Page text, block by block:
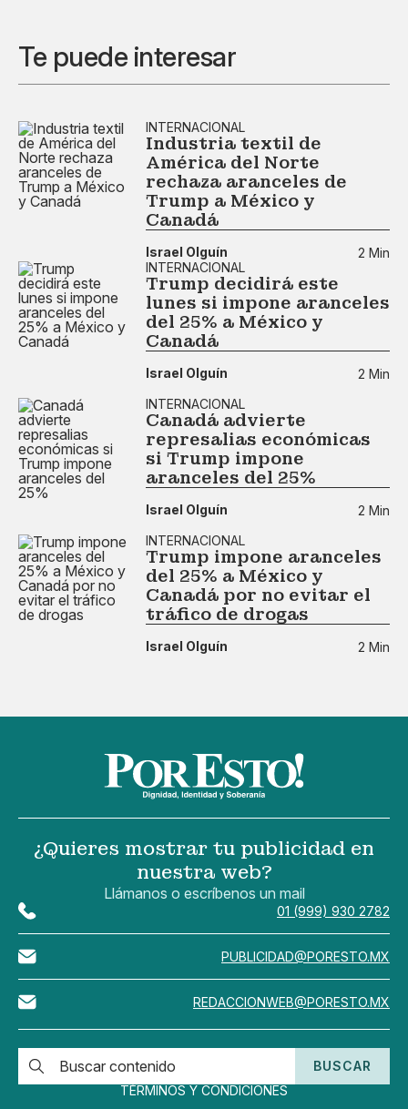
Te puede interesar
INTERNACIONAL
Industria textil de
América del Norte
rechaza aranceles de
Trump a México y
Canadá
Israel Olguín
2 Min
INTERNACIONAL
Trump decidirá este
lunes si impone aranceles
del 25% a México y
Canadá
Israel Olguín
2 Min
INTERNACIONAL
Canadá advierte
represalias económicas
si Trump impone
aranceles del 25%
Israel Olguín
2 Min
INTERNACIONAL
Trump impone aranceles
del 25% a México y
Canadá por no evitar el
tráfico de drogas
Israel Olguín 2 Min
¿Quieres mostrar tu publicidad en
nuestra web?
Llámanos o escríbenos un mail
01 (999) 930 2782
PUBLICIDAD@PORESTO.MX
REDACCIONWEB@PORESTO.MX
BUSCAR
TÉRMINOS Y CONDICIONES